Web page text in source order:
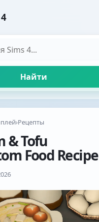
Найти
›Рецепты
& Tofu
Food Recipe